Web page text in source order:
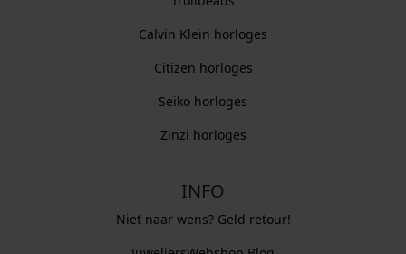
Calvin Klein horloges
Citizen horloges
Seiko horloges
Zinzi horloges
INFO
Niet naar wens? Geld retour!